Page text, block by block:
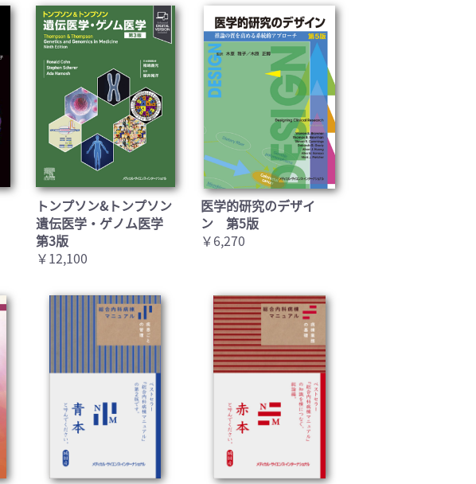
トンプソン&トンプソン
遺伝医学・ゲノム医学
第3版
￥12,100
医学的研究のデザイ
ン 第5版
￥6,270